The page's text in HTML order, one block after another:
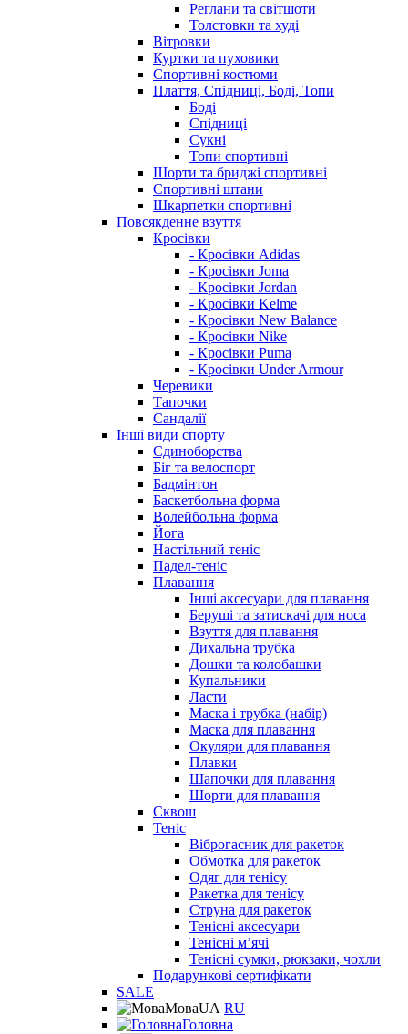
Реглани та світшоти
Толстовки та худі
Вітровки
Куртки та пуховики
Спортивні костюми
Плаття, Спідниці, Боді, Топи
Боді
Спідниці
Сукні
Топи спортивні
Шорти та бриджі спортивні
Спортивні штани
Шкарпетки спортивні
Повсякденне взуття
Кросівки
- Кросівки Adidas
- Кросівки Joma
- Кросівки Jordan
- Кросівки Kelme
- Кросівки New Balance
- Кросівки Nike
- Кросівки Puma
- Кросівки Under Armour
Черевики
Тапочки
Сандалії
Інші види спорту
Єдиноборства
Біг та велоспорт
Бадмінтон
Баскетбольна форма
Волейбольна форма
Йога
Настільний теніс
Падел-теніс
Плавання
Інші аксесуари для плавання
Беруші та затискачі для носа
Взуття для плавання
Дихальна трубка
Дошки та колобашки
Купальники
Ласти
Маска і трубка (набір)
Маска для плавання
Окуляри для плавання
Плавки
Шапочки для плавання
Шорти для плавання
Сквош
Теніс
Віброгасник для ракеток
Обмотка для ракеток
Одяг для тенісу
Ракетка для тенісу
Струна для ракеток
Тенісні аксесуари
Тенісні мʼячі
Тенісні сумки, рюкзаки, чохли
Подарункові сертифікати
SALE
МоваUA RU
Головна